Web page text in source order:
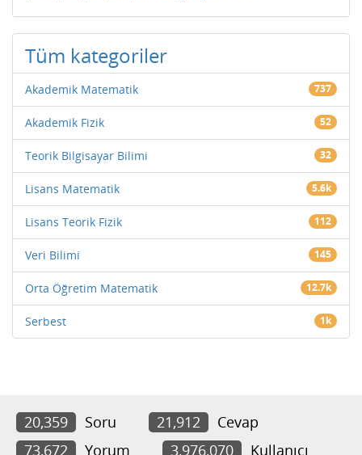
Tüm kategoriler
Akademik Matematik 737
Akademik Fizik 52
Teorik Bilgisayar Bilimi 32
Lisans Matematik 5.6k
Lisans Teorik Fizik 112
Veri Bilimi 145
Orta Öğretim Matematik 12.7k
Serbest 1k
20,359 Soru 21,912
Cevap
73,672
Yorum 3,976,070 Kullanıcı